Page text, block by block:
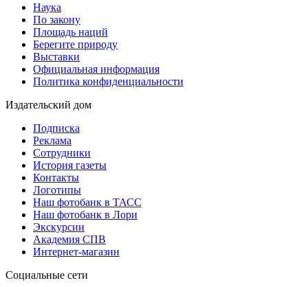
Наука
По закону
Площадь наций
Берегите природу
Выставки
Официальная информация
Политика конфиденциальности
Издательский дом
Подписка
Реклама
Сотрудники
История газеты
Контакты
Логотипы
Наш фотобанк в ТАСС
Наш фотобанк в Лори
Экскурсии
Академия СПВ
Интернет-магазин
Социальные сети